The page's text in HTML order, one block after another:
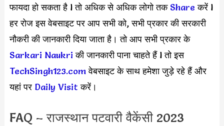
फायदा हो सकता है l तो अधिक से अधिक लोगो तकShareकरें l
हर रोज इस वेबसाइट पर आप सभी को, सभी प्रकार की सरकारी
नौकरी की जानकारी दिया जाता है। तो आप सभी प्रकार के
Sarkari Naukri की जानकारी पाना चाहते हैं l तो इस
TechSingh123.comवेबसाइट के साथ हमेशा जुड़े रहे हैं और
यहां पर Daily Visit करें।
FAQ – राजस्थान पटवारी वैकेंसी 2023